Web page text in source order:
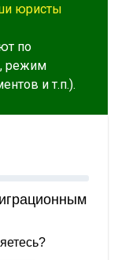
юристы
по
режим
и т.п.).